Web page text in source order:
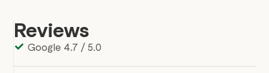
Reviews
Google 4.7 / 5.0